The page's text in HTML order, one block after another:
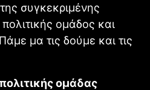
συγκεκριμένης
ομάδος και
μα τις δούμε και τις
ομάδας